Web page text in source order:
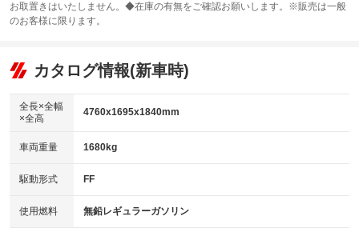
サンルーフ
：装備なし ABS
リフトアップ
：装備なし
：装備なし
パワーウィンドウ
アイドリングストップ
：装備あり
USB入力端子
：装備あり
100V電源
：装備なし
TV：フルセグ
：装備あり
ビジュアル：-／DVD再生
：装備あり
：装備あり
革シート
キーレス
HID(キセノンライト)
：装備なし
バックカメラ
：装備あり
お取置きはいたしません。◆在庫の有無をご確認お願いします。※販売は一般
のお客様に限ります。
カタログ情報(新車時)
全長×全幅
×全高
4760x1695x1840mm
車両重量 1680kg
駆動形式 FF
使用燃料 無鉛レギュラーガソリン